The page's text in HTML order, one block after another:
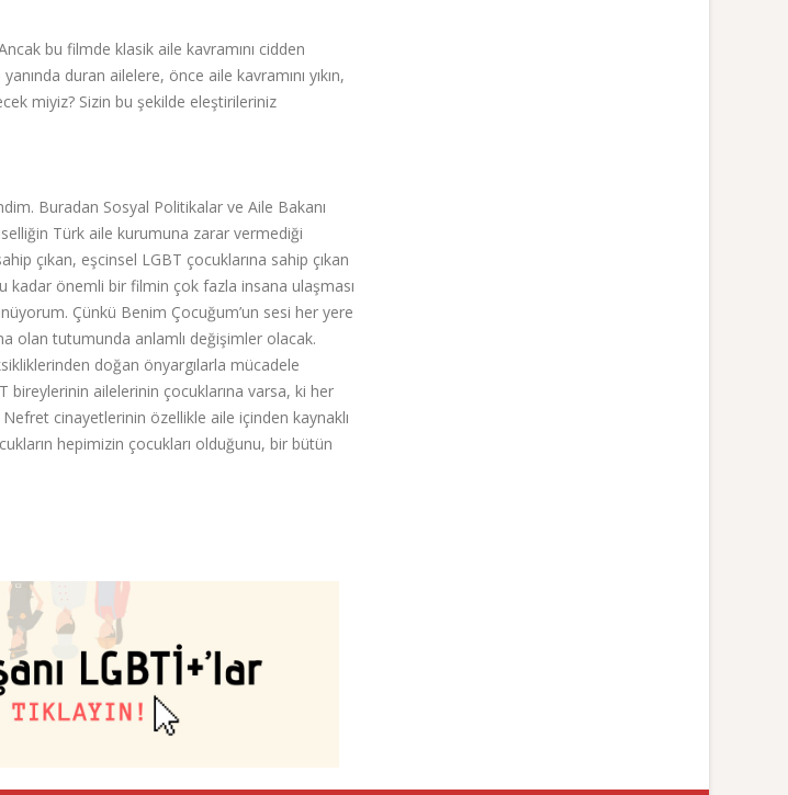
bu filmde klasik aile kavramını cidden
duran ailelere, önce aile kavramını yıkın,
miyiz? Sizin bu şekilde eleştirileriniz
Buradan Sosyal Politikalar ve Aile Bakanı
Türk aile kurumuna zarar vermediği
çıkan, eşcinsel LGBT çocuklarına sahip çıkan
kadar önemli bir filmin çok fazla insana ulaşması
Çünkü Benim Çocuğum’un sesi her yere
olan tutumunda anlamlı değişimler olacak.
doğan önyargılarla mücadele
ailelerinin çocuklarına varsa, ki her
cinayetlerinin özellikle aile içinden kaynaklı
hepimizin çocukları olduğunu, bir bütün